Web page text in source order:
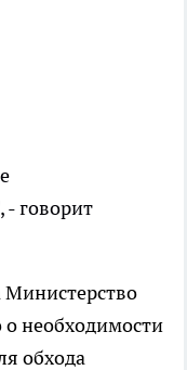
- говорит
необходимости
обхода